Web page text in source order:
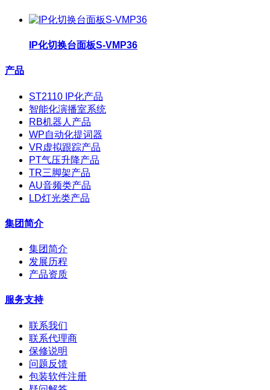
IP化切换台面板S-VMP36
产品
ST2110 IP化产品
智能化演播室系统
RB机器人产品
WP自动化提词器
VR虚拟跟踪产品
PT气压升降产品
TR三脚架产品
AU音频类产品
LD灯光类产品
集团简介
集团简介
发展历程
产品资质
服务支持
联系我们
联系代理商
保修说明
问题反馈
包装软件注册